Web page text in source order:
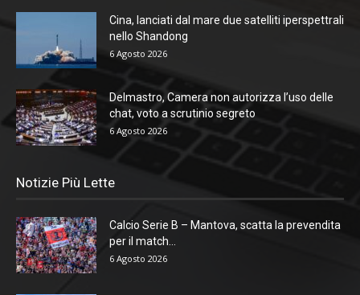
Cina, lanciati dal mare due satelliti iperspettrali
nello Shandong
6 Agosto 2026
Delmastro, Camera non autorizza l’uso delle
chat, voto a scrutinio segreto
6 Agosto 2026
Notizie Più Lette
Calcio Serie B – Mantova, scatta la prevendita
per il match...
6 Agosto 2026